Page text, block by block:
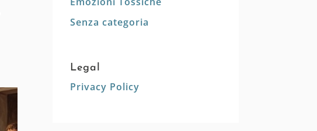
Senza categoria
Legal
Privacy Policy